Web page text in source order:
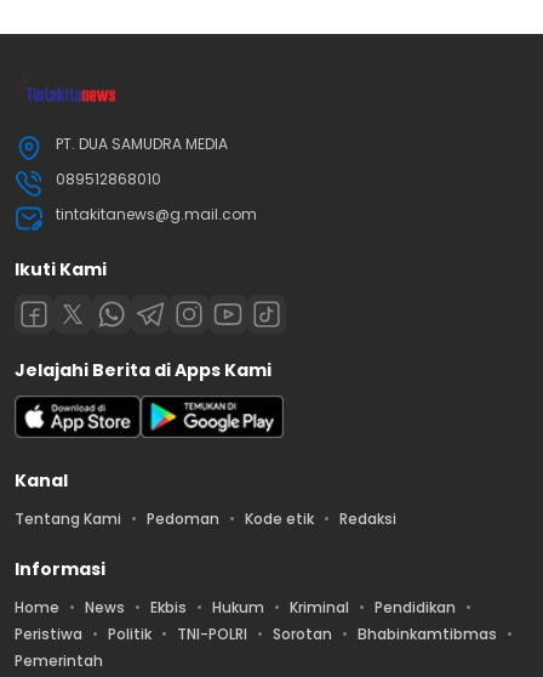
PT. DUA SAMUDRA MEDIA
089512868010
tintakitanews@g.mail.com
Ikuti Kami
Jelajahi Berita di Apps Kami
Kanal
Tentang Kami Pedoman Kode etik Redaksi
Informasi
Home News Ekbis Hukum Kriminal
Pendidikan
Peristiwa
Politik TNI-POLRI Sorotan
Bhabinkamtibmas
Pemerintah